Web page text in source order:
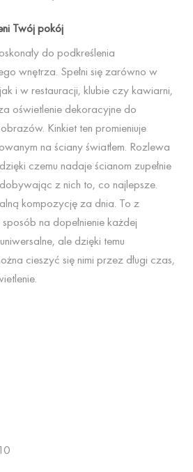
Twój pokój
do podkreślenia
wnętrza. Spełni się zarówno w
i w restauracji, klubie czy kawiarni,
oświetlenie dekoracyjne do
Kinkiet ten promieniuje
na ściany światłem. Rozlewa
czemu nadaje ścianom zupełnie
z nich to, co najlepsze.
kompozycję za dnia. To z
na dopełnienie każdej
ale dzięki temu
cieszyć się nimi przez długi czas,